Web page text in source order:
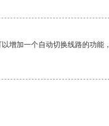
增加一个自动切换线路的功能